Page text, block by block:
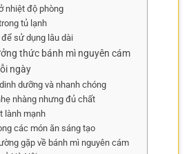
nhiệt độ phòng
tủ lạnh
sử dụng lâu dài
thức bánh mì nguyên cám
ngày
dưỡng và nhanh chóng
nhàng nhưng đủ chất
lành mạnh
các món ăn sáng tạo
gặp về bánh mì nguyên cám